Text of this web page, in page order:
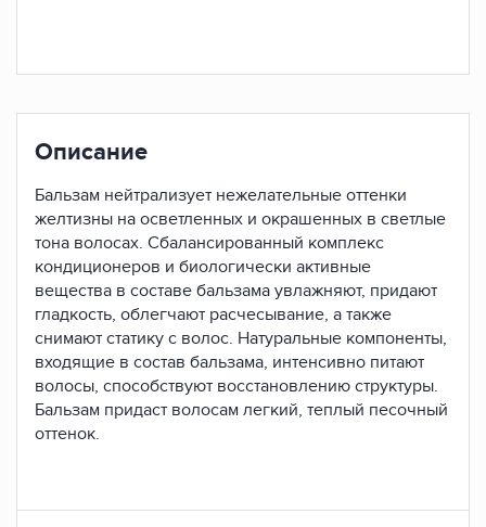
Описание
Бальзам нейтрализует нежелательные оттенки
желтизны на осветленных и окрашенных в светлые
тона волосах. Сбалансированный комплекс
кондиционеров и биологически активные
вещества в составе бальзама увлажняют, придают
гладкость, облегчают расчесывание, а также
снимают статику с волос. Натуральные компоненты,
входящие в состав бальзама, интенсивно питают
волосы, способствуют восстановлению структуры.
Бальзам придаст волосам легкий, теплый песочный
оттенок.